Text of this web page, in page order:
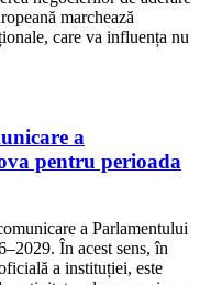
marchează
care va influența nu
a
pentru perioada
a Parlamentului
În acest sens, în
a instituției, este